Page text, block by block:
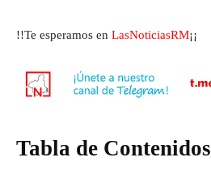
!!Te esperamos en LasNoticiasRM¡¡
Tabla de Contenidos